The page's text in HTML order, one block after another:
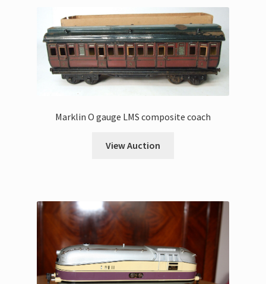
Marklin O gauge LMS composite coach
View Auction